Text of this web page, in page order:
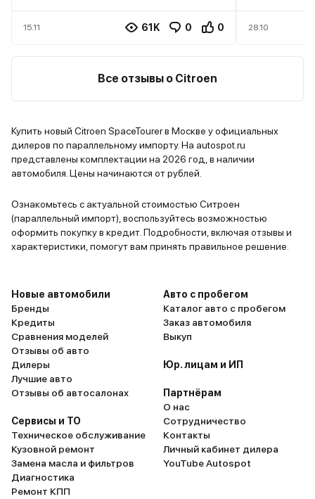
15.11 61K 0 0 28.10
Все отзывы о Citroen
Купить новый Citroen SpaceTourer в Москве у официальных
дилеров по параллельному импорту. На autospot.ru
представлены комплектации на 2026 год, в наличии
автомобиля. Цены начинаются от рублей.
Ознакомьтесь с актуальной стоимостью Ситроен
(параллельный импорт), воспользуйтесь возможностью
оформить покупку в кредит. Подробности, включая отзывы и
характеристики, помогут вам принять правильное решение.
Новые автомобили
Бренды
Кредиты
Сравнения моделей
Отзывы об авто
Дилеры
Лучшие авто
Отзывы об автосалонах
Сервисы и ТО
Техническое обслуживание
Кузовной ремонт
Замена масла и фильтров
Диагностика
Ремонт КПП
Авто с пробегом
Каталог авто с пробегом
Заказ автомобиля
Выкуп
Юр. лицам и ИП
Партнёрам
О нас
Сотрудничество
Контакты
Личный кабинет дилера
YouTube Autospot